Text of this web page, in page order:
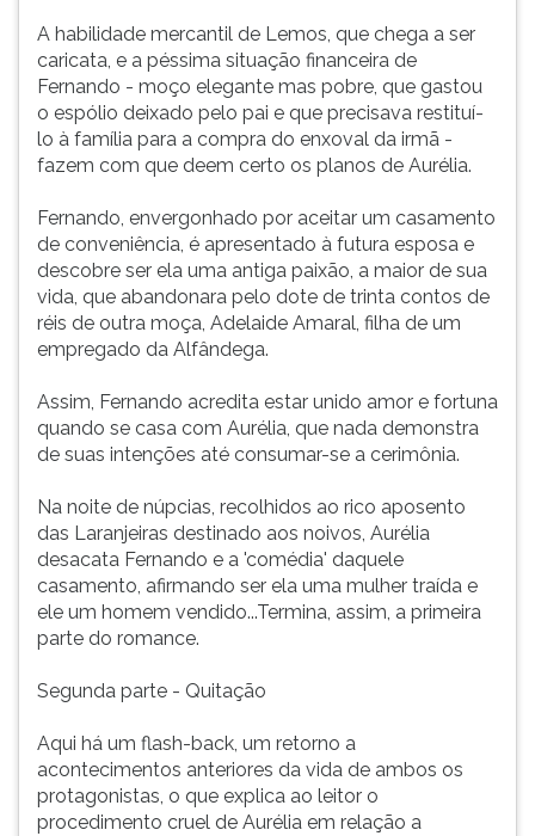
A habilidade mercantil de Lemos, que chega a ser
caricata, e a péssima situação financeira de
Fernando - moço elegante mas pobre, que gastou
o espólio deixado pelo pai e que precisava restituí-
lo à família para a compra do enxoval da irmã -
fazem com que deem certo os planos de Aurélia.
Fernando, envergonhado por aceitar um casamento
de conveniência, é apresentado à futura esposa e
descobre ser ela uma antiga paixão, a maior de sua
vida, que abandonara pelo dote de trinta contos de
réis de outra moça, Adelaide Amaral, filha de um
empregado da Alfândega.
Assim, Fernando acredita estar unido amor e fortuna
quando se casa com Aurélia, que nada demonstra
de suas intenções até consumar-se a cerimônia.
Na noite de núpcias, recolhidos ao rico aposento
das Laranjeiras destinado aos noivos, Aurélia
desacata Fernando e a 'comédia' daquele
casamento, afirmando ser ela uma mulher traída e
ele um homem vendido...Termina, assim, a primeira
parte do romance.
Segunda parte - Quitação
Aqui há um flash-back, um retorno a
acontecimentos anteriores da vida de ambos os
protagonistas, o que explica ao leitor o
procedimento cruel de Aurélia em relação a